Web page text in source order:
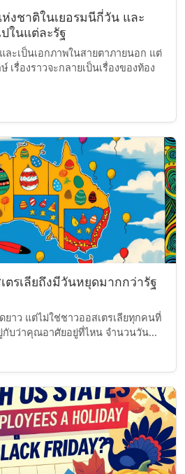
ชาติในเยอรมนีกี่วัน และ
ในแต่ละรัฐ
ละเป็นเอกภาพในสายตาภายนอก แต่
รื่องราวจะกลายเป็นเรื่องของท้อง
ตรเลียถึงมีวันหยุดมากกว่ารัฐ
าว แต่ไม่ใช่ชาวออสเตรเลียทุกคนที่
บว่าคุณอาศัยอยู่ที่ไหน จำนวนวัน...